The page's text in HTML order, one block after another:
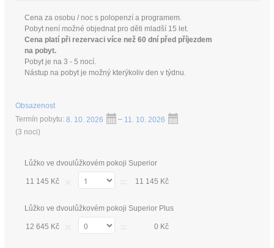
Cena za osobu / noc s polopenzí a programem.
Pobyt není možné objednat pro děti mladší 15 let.
Cena platí při rezervaci více než 60 dní před příjezdem
na pobyt.
Pobyt je na 3 - 5 nocí.
Nástup na pobyt je možný kterýkoliv den v týdnu.
Obsazenost
Termín pobytu: 8. 10. 2026 – 11. 10. 2026
(3 noci)
Lůžko ve dvoulůžkovém pokoji Superior
11 145 Kč 11 145 Kč
Lůžko ve dvoulůžkovém pokoji Superior Plus
12 645 Kč 0 Kč